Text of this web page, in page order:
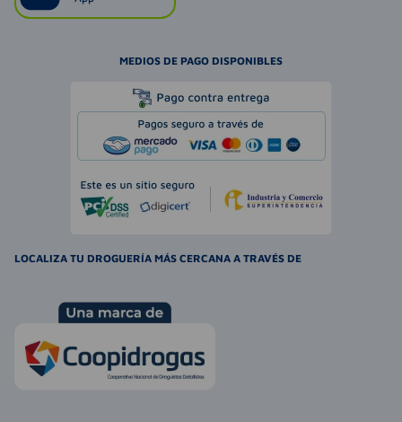
MEDIOS DE PAGO DISPONIBLES
LOCALIZA TU DROGUERÍA MÁS CERCANA A TRAVÉS DE